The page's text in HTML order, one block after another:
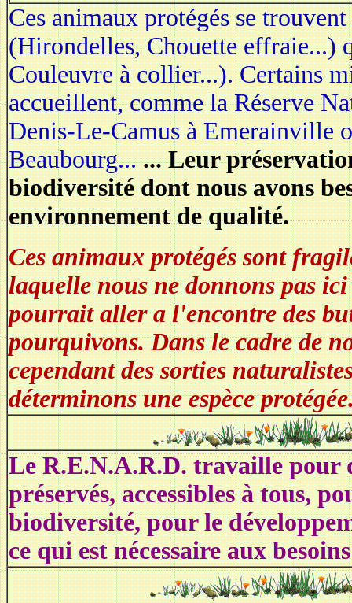
Ces animaux protégés se
(Hirondelles, Chouette effraie...)
Couleuvre à collier...). Certains
accueillent, comme la Réserve
Denis-Le-Camus à Emerainville
Beaubourg...... Leur
biodiversité dont nous avons
environnement de qualité.
Ces animaux protégés sont
laquelle nous ne donnons pas
pourrait aller a l'encontre des
pourquivons. Dans le cadre de
cependant des sorties
déterminons une espèce
Le R.E.N.A.R.D. travaille pour
préservés, accessibles à tous,
biodiversité, pour le
ce qui est nécessaire aux